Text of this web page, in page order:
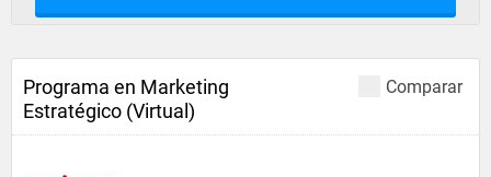
Comparar
Programa en Marketing
Estratégico (Virtual)